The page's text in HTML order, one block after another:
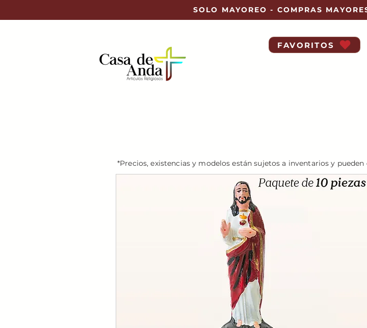
SOLO MAYOREO - COMPRAS
FAVORITOS
*Precios, existencias y modelos están sujetos a inventarios y